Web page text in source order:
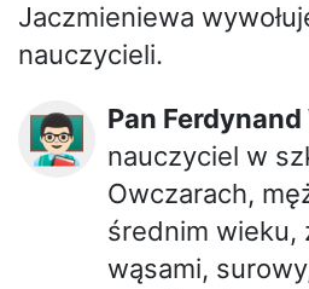
Jaczmieniewa
nauczycieli.
👨🏻‍🏫 Pan
nauczyciel w
Owczarach,
średnim wieku,
wąsami,